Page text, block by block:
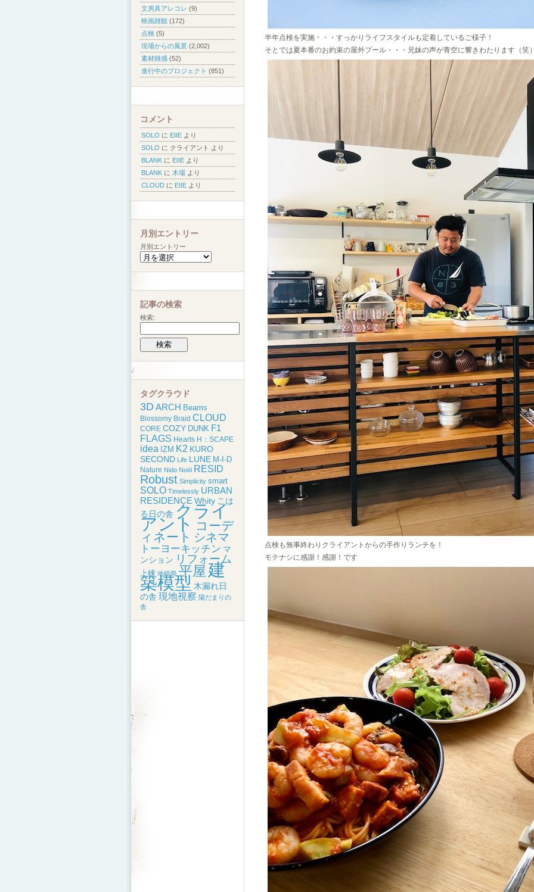
半年点検を実施・・・すっかりライフスタイルも定着しているご様子！
そとでは夏本番のお約束の屋外プール・・・兄妹の声が青空に響きわたります（笑
点検も無事終わりクライアントからの手作りランチを！
モテナシに感謝！感謝！です
文房具アレコレ (9)
映画雑観 (172)
点検 (5)
現場からの風景 (2,002)
素材雑感 (52)
進行中のプロジェクト (851)
コメント
SOLO に EIIE より
SOLO に クライアント
より
BLANK に EIIE より
BLANK に 木場 より
CLOUD に EIIE より
月別エントリー
月別エントリー
記事の検索
検索:
タグクラウド
3D ARCH Beams
Blossomy Braid CLOUD
CORE COZY DUNK F1
FLAGS Hearts H：SCAPE
idea IZM K2 KURO
SECOND Life LUNE M-I-D
Nature Nido Noël RESID
Robust Simplicity smart
SOLO Timelessly URBAN
RESIDENCE Whity こは
る日の舎 クライ
アント
コーデ
ィネート シネマ
トーヨーキッチン マ
ンション リフォーム
上棟 地鎮祭 平屋 建
築模型 木漏れ日
の舎 現地視察 陽だまりの
舎